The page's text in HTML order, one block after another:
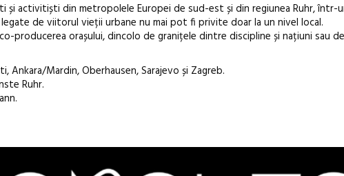
și activitiști din metropolele Europei de sud-est și din regiunea Ruhr, într-
de viitorul vieții urbane nu mai pot fi privite doar la un nivel local.
producerea orașului, dincolo de granițele dintre discipline și națiuni sau de
Ankara/Mardin, Oberhausen, Sarajevo și Zagreb.
Ruhr.